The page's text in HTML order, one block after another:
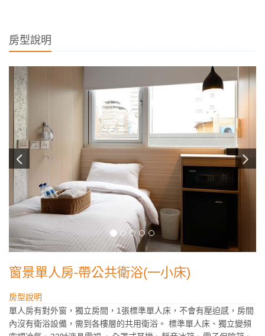
房型說明
窗景單人房-帶公共衛浴(一小床)
房型說明
單人房有對外窗，獨立房間，1張標準單人床，不會有壓迫感，房間
內沒有衛浴設備，需到各樓層的共用衛浴。 標準單人床、獨立變頻